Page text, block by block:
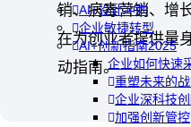
AI+设计冲刺
企业敏捷转型
AI+创新指南2025
企业如何快速
重塑未来的
企业深科技
加强创新管控
销、病毒营销、增
在为创业者提供量
动指南。